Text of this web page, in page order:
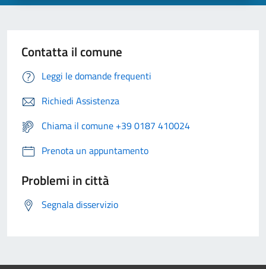
Contatta il comune
Leggi le domande frequenti
Richiedi Assistenza
Chiama il comune +39 0187 410024
Prenota un appuntamento
Problemi in città
Segnala disservizio